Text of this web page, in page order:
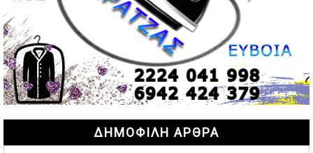
Αταμάν: Κανείς δεν έχει δικαίωμα να μιλά για τον πρόεδρο
και την οικογένειά του
02/05/2026 | 15:59
Μαρινάκης: Ο Ανδρουλάκης υπαναχώρησε στις
συμφωνίες για τις Ανεξάρτητες Αρχές
02/05/2026 | 09:36
Ψηφιακός έλεγχος στην αγορά: QR code για πωλήσεις
καπνικών και αλκοόλ σε 88.000 σημεία
02/05/2026 | 06:26
ΔΗΜΟΦΙΛΗ ΑΡΘΡΑ